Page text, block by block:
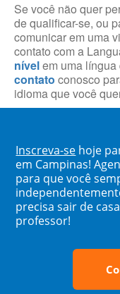
Se você não quer
de qualificar-se, ou
comunicar em uma
contato com a
nívelem uma língua
contato conosco
idioma que você
Inscreva-se hoje
em Campinas!
para que você
precisa sair de
professor!